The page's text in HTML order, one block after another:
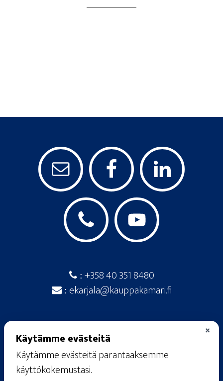
: +358 40 351 8480
: ekarjala@kauppakamari.fi
© 2026· Etelä-Karjalan kauppakamari ·
Raatimiehenkatu 20 A, 53100 Lappeenranta
×
Käytämme evästeitä
Käytämme evästeitä parantaaksemme
käyttökokemustasi.